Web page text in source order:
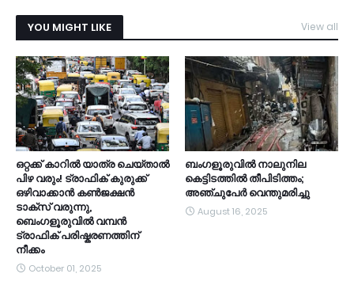
YOU MIGHT LIKE View all
ഒറ്റക്ക് കാറിൽ യാത്ര ചെയ്താൽ
പിഴ വരും! ട്രാഫിക് കുരുക്ക്
ഒഴിവാക്കാൻ കൺജക്ഷൻ
ടാക്സ് വരുന്നു,
ബെംഗളൂരുവിൽ വമ്പൻ
ട്രാഫിക് പരിഷ്കരണത്തിന്
നീക്കം
October 01, 2025
ബംഗളൂരുവിൽ നാലുനില
കെട്ടിടത്തിൽ തീപിടിത്തം;
അഞ്ചുപേർ വെന്തുമരിച്ചു
August 16, 2025